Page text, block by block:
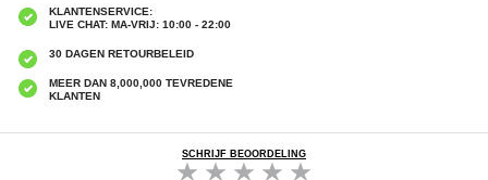
KLANTENSERVICE:
LIVE CHAT: MA-VRIJ: 10:00 - 22:00
30 DAGEN RETOURBELEID
MEER DAN 8,000,000 TEVREDENE
KLANTEN
SCHRIJF BEOORDELING